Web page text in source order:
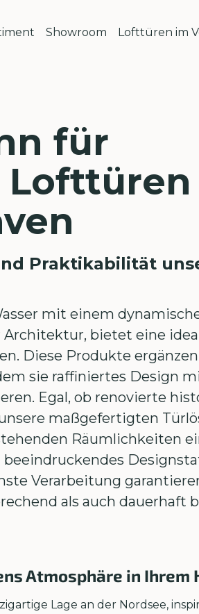
Showroom Lofttüren im
für
Praktikabilität
mit einem
bietet eine
Diese Produkte
sie raffiniertes Design
Egal, ob renovierte
maßgefertigten
Räumlichkeiten
Verarbeitung
als auch dauerhaft
Atmosphäre in Ihrem
Lage an der Nordsee,